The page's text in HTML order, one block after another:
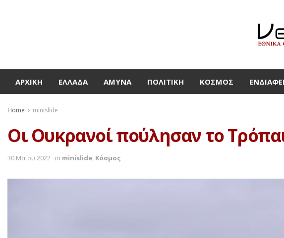
ΑΡΧΙΚΉ ΕΛΛΆΔΑ ΆΜΥΝΑ ΠΟΛΙΤΙΚΉ ΚΌΣΜΟΣ
Home minislide
Οι Ουκρανοί πούλησαν το
30 Μαΐου 2022 in minislide, Κόσμος